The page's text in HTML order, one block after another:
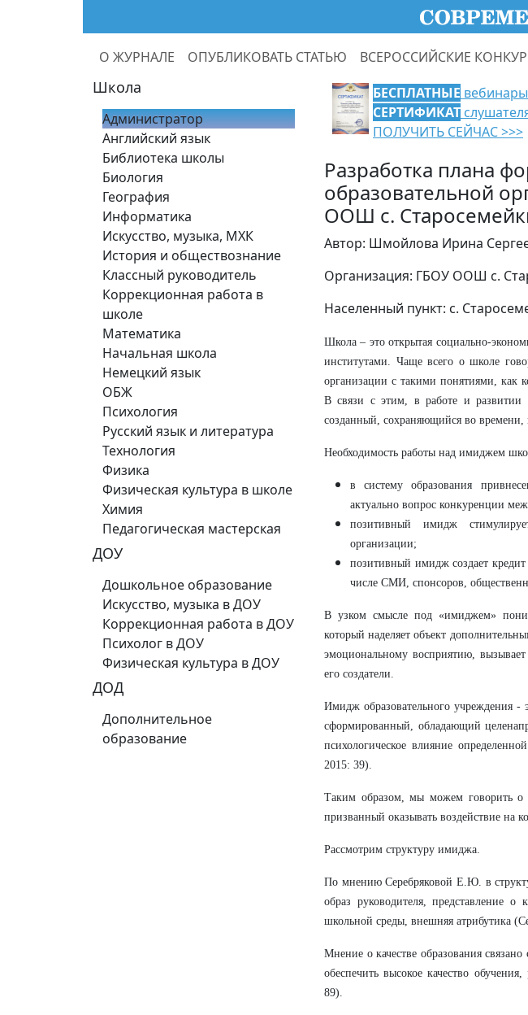
О ЖУРНАЛЕ ОПУБЛИКОВАТЬ СТАТЬЮ ВСЕРОССИЙСКИЕ
Школа
Администратор
Английский язык
Библиотека школы
Биология
География
Информатика
Искусство, музыка, МХК
История и обществознание
Классный руководитель
Коррекционная работа в
школе
Математика
Начальная школа
Немецкий язык
ОБЖ
Психология
Русский язык и литература
Технология
Физика
Физическая культура в школе
Химия
Педагогическая мастерская
ДОУ
Дошкольное образование
Искусство, музыка в ДОУ
Коррекционная работа в ДОУ
Психолог в ДОУ
Физическая культура в ДОУ
ДОД
Дополнительное
образование
БЕСПЛАТНЫЕ вебинары
СЕРТИФИКАТ
ПОЛУЧИТЬ СЕЙЧАС >>>
Разработка плана
образовательной
ООШ с.
Автор: Шмойлова Ирина
Организация: ГБОУ ООШ с.
Населенный пункт: с.
Школа – это открытая социально-
институтами. Чаще всего о школе
организации с такими понятиями, как
В связи с этим, в работе и развитии
созданный, сохраняющийся во
Необходимость работы над имиджем
в систему образования
актуально вопрос конкуренции
позитивный имидж
организации;
позитивный имидж создает кредит
числе СМИ, спонсоров,
В узком смысле под «имиджем»
который наделяет объект
эмоциональному восприятию,
его создатели.
Имидж образовательного учреждения -
сформированный, обладающий
психологическое влияние
2015: 39).
Таким образом, мы можем говорить о
призванный оказывать воздействие на
Рассмотрим структуру имиджа.
По мнению Серебряковой Е.Ю. в
образ руководителя, представление о
школьной среды, внешняя атрибутика
Мнение о качестве образования
обеспечить высокое качество
89).